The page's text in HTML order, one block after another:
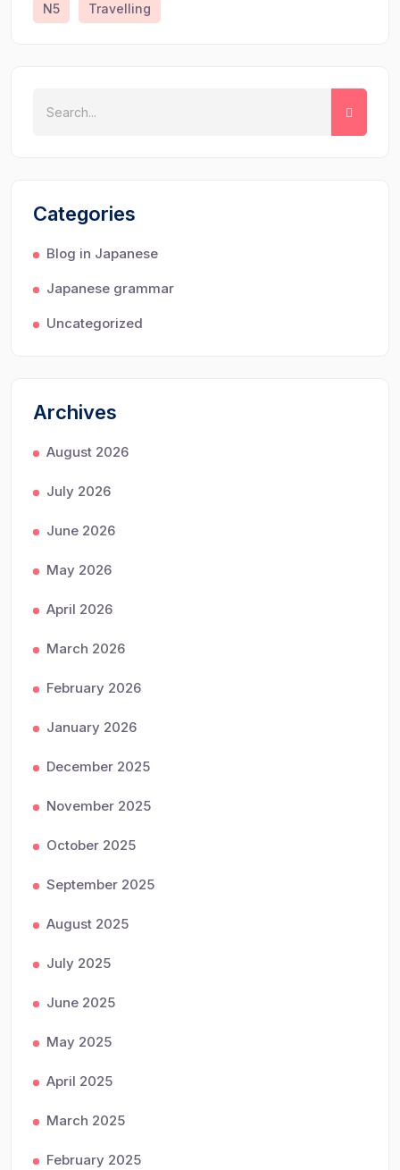
N5 Travelling
Categories
Blog in Japanese
Japanese grammar
Uncategorized
Archives
August 2026
July 2026
June 2026
May 2026
April 2026
March 2026
February 2026
January 2026
December 2025
November 2025
October 2025
September 2025
August 2025
July 2025
June 2025
May 2025
April 2025
March 2025
February 2025